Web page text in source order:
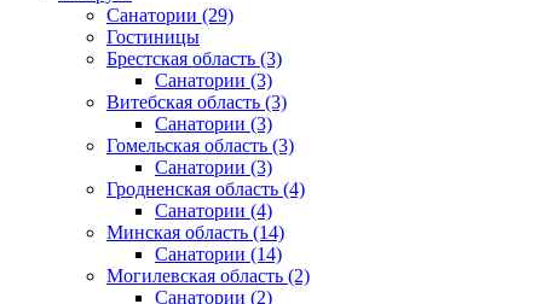
Санатории (29)
Гостиницы
Брестская область (3)
Санатории (3)
Витебская область (3)
Санатории (3)
Гомельская область (3)
Санатории (3)
Гродненская область (4)
Санатории (4)
Минская область (14)
Санатории (14)
Могилевская область (2)
Санатории (2)